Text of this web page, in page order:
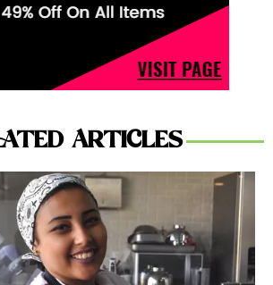
ARTICLES